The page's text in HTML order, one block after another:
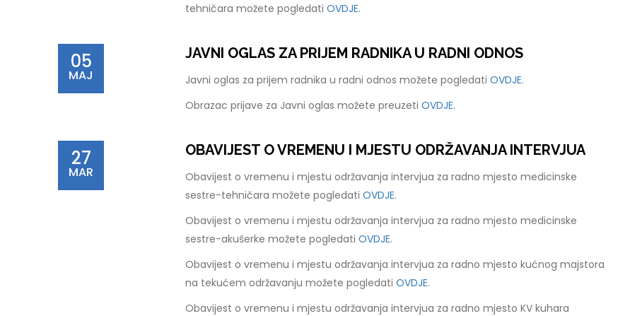
tehničara možete pogledati OVDJE.
05
MAJ
JAVNI OGLAS ZA PRIJEM RADNIKA U RADNI ODNOS
Javni oglas za prijem radnika u radni odnos možete pogledati OVDJE.
Obrazac prijave za Javni oglas možete preuzeti OVDJE.
27
MAR
OBAVIJEST O VREMENU I MJESTU ODRŽAVANJA INTERVJUA
Obavijest o vremenu i mjestu održavanja intervjua za radno mjesto medicinske
sestre-tehničara možete pogledati OVDJE.
Obavijest o vremenu i mjestu održavanja intervjua za radno mjesto medicinske
sestre-akušerke možete pogledati OVDJE.
Obavijest o vremenu i mjestu održavanja intervjua za radno mjesto kućnog majstora
na tekućem održavanju možete pogledati OVDJE.
Obavijest o vremenu i mjestu održavanja intervjua za radno mjesto KV kuhara